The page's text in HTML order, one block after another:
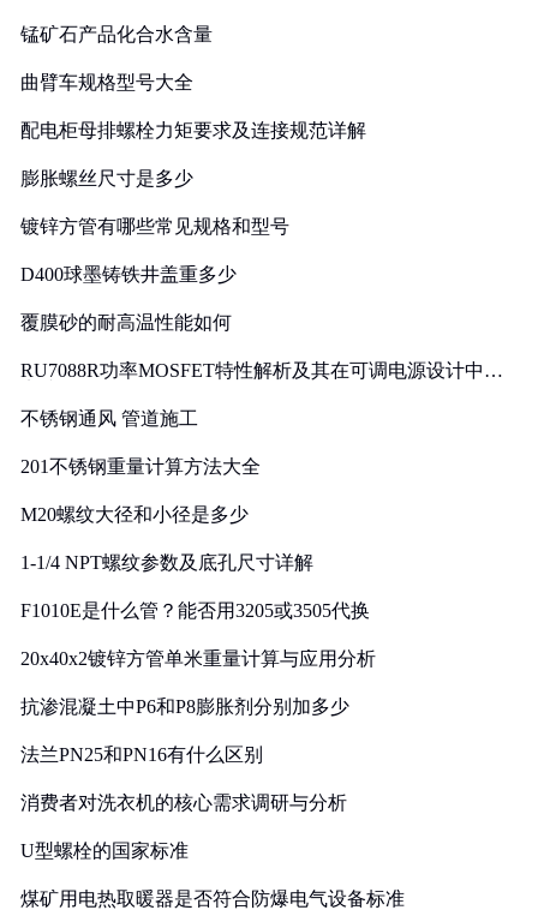
锰矿石产品化合水含量
曲臂车规格型号大全
配电柜母排螺栓力矩要求及连接规范详解
膨胀螺丝尺寸是多少
镀锌方管有哪些常见规格和型号
D400球墨铸铁井盖重多少
覆膜砂的耐高温性能如何
RU7088R功率MOSFET特性解析及其在可调电源设计中的
不锈钢通风 管道施工
201不锈钢重量计算方法大全
M20螺纹大径和小径是多少
1-1/4 NPT螺纹参数及底孔尺寸详解
F1010E是什么管？能否用3205或3505代换
20x40x2镀锌方管单米重量计算与应用分析
抗渗混凝土中P6和P8膨胀剂分别加多少
法兰PN25和PN16有什么区别
消费者对洗衣机的核心需求调研与分析
U型螺栓的国家标准
煤矿用电热取暖器是否符合防爆电气设备标准